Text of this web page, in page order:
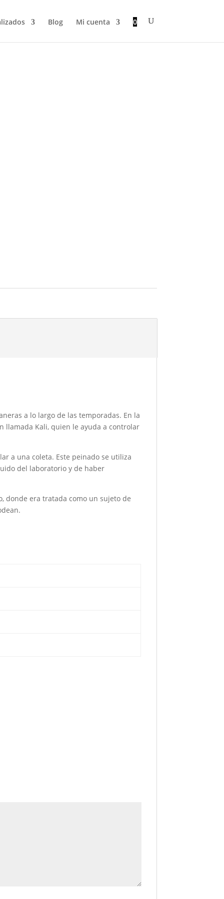
Blog Mi cuenta 0
a lo largo de las temporadas. En la
llamada Kali, quien le ayuda a controlar
a una coleta. Este peinado se utiliza
del laboratorio y de haber
donde era tratada como un sujeto de